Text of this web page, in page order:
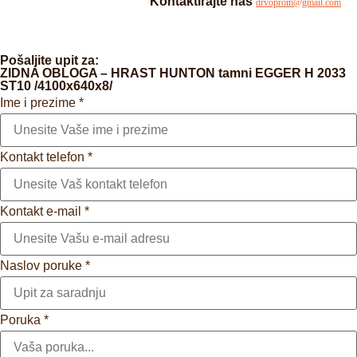
Pošaljite upit za:
ZIDNA OBLOGA – HRAST HUNTON tamni EGGER H 2033
ST10 /4100x640x8/
Ime i prezime *
Kontakt telefon *
Kontakt e-mail *
Naslov poruke *
Poruka *